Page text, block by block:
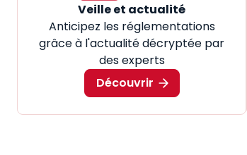
Veille et actualité
Anticipez les réglementations
grâce à l'actualité décryptée par
des experts
Découvrir